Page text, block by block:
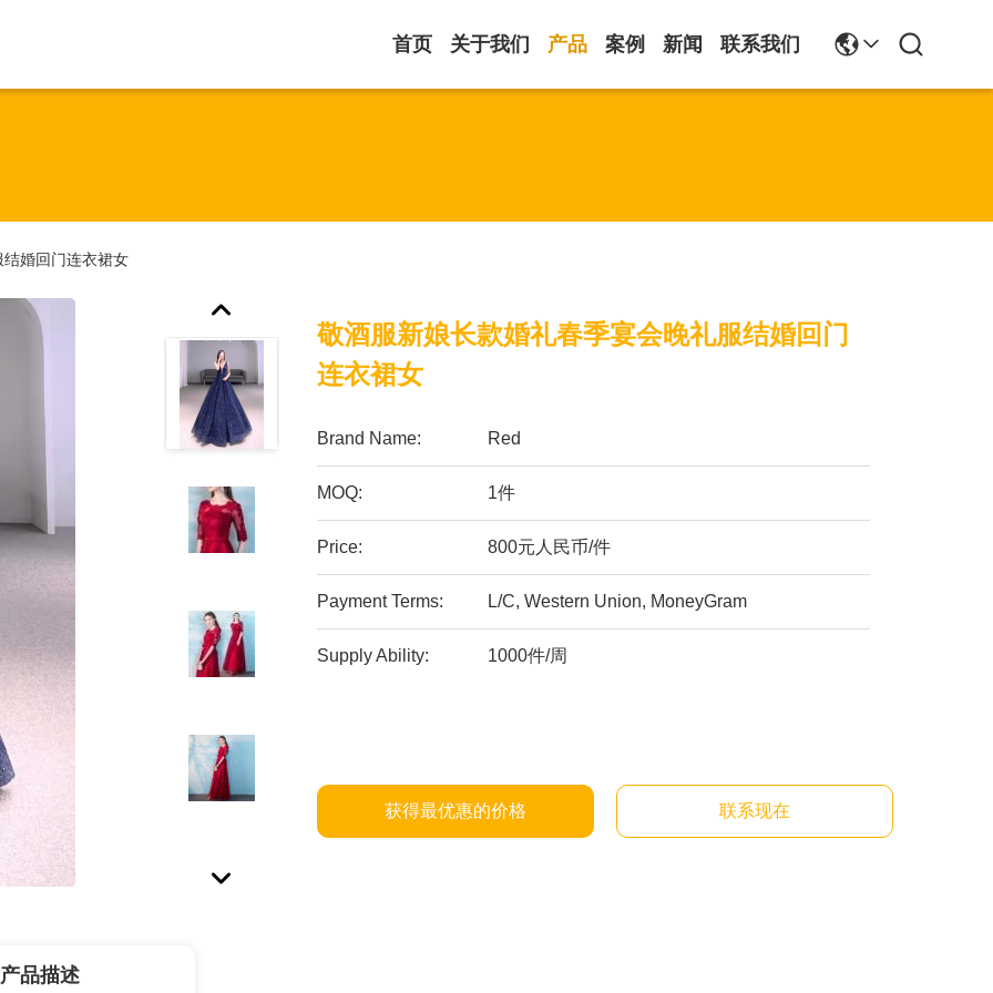
首页 关于我们 产品 案例 新闻 联系我们
婚回门连衣裙女
敬酒服新娘长款婚礼春季宴会晚礼服结婚回门
连衣裙女
Brand Name: Red
MOQ: 1件
Price: 800元人民币/件
Payment Terms: L/C, Western Union, MoneyGram
Supply Ability: 1000件/周
获得最优惠的价格 联系现在
产品描述